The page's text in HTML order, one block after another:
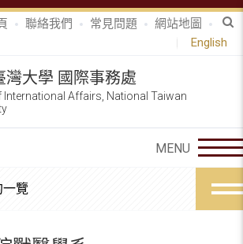
聯絡我們 常見問題
網站地圖
English
灣大學 國際事務處
International Affairs, National Taiwan
一覽